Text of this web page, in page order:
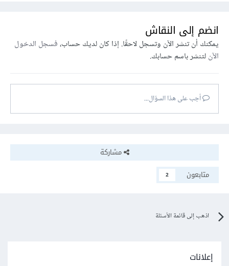
انضم إلى النقاش
يمكنك أن تنشر الآن وتسجل لاحقًا. إذا كان لديك حساب،فسجل الدخول
الآنلتنشر باسم حسابك.
أجب على هذا السؤال...
مشاركة
متابعون
2
اذهب إلى قائمة الأسئلة
إعلانات